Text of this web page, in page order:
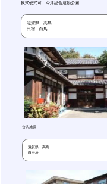
軟式硬式可 今津総合運動公園
滋賀県 高島
民宿 白鳥
公共施設
滋賀県 高島
白浜荘